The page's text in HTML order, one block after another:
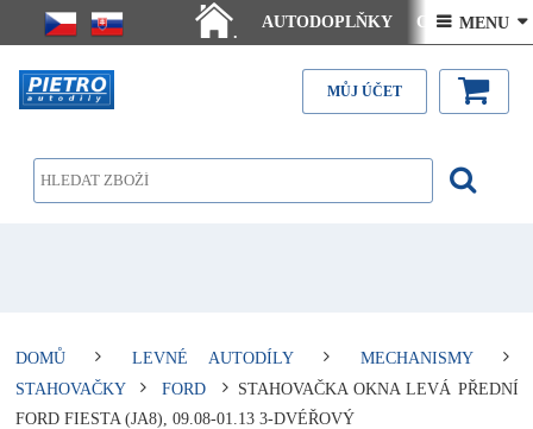
.
AUTODOPLŇKY Ceny doručení
Články - návody Kontakt
 MENU 
MŮJ ÚČET
DOMŮ LEVNÉ AUTODÍLY
MECHANISMY
STAHOVAČKY
FORD
STAHOVAČKA OKNA LEVÁ PŘEDNÍ
FORD FIESTA (JA8), 09.08-01.13 3-DVÉŘOVÝ